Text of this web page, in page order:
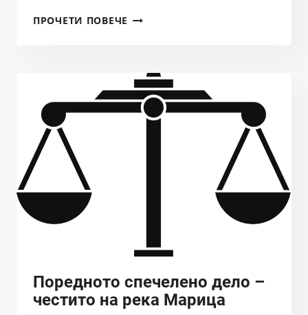
ПРОЧЕТИ ПОВЕЧЕ СИГНАЛ
ПО
ПРОТЕЖЕНИЕ
НА
Поредното спечелено дело –
честито на река Марица